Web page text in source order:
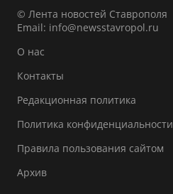
© Лента новостей Ставрополя
Email: info@newsstavropol.ru
О нас
Контакты
Редакционная политика
Политика конфиденциальности
Правила пользования сайтом
Архив